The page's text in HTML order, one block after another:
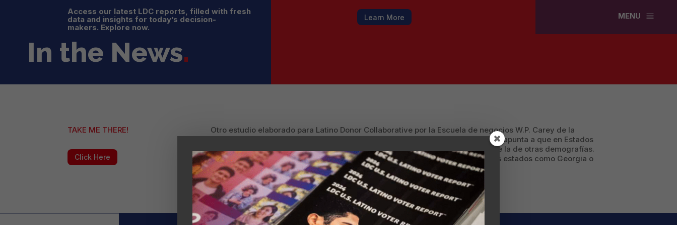
Access our latest LDC reports, filled with fresh
data and insights for today’s decision-
makers. Explore now.
Learn More a
MENU
In the News.
TAKE ME THERE!
Click Here
Otro estudio elaborado para Latino Donor Collaborative por la Escuela de negocios W.P. Carey de la
Universidad de Arizona contiene las mismas conclusiones con datos de 2022 y apunta a que en Estados
como California, Texas y Florida, la economía latina es mucho más pujante que la de otras demografías.
Pero el impulso de las nuevas generaciones de los latinos también llega a otros estados como Georgia o
Washington, donde se ve una expansión “impresionante”.